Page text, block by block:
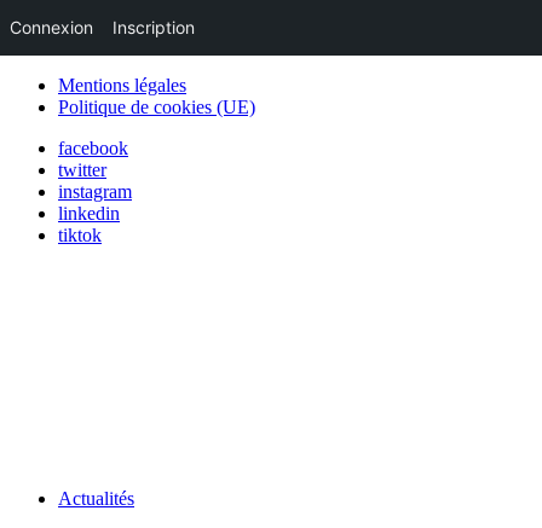
Mentions légales
Politique de cookies (UE)
facebook
twitter
instagram
linkedin
tiktok
Actualités
Connexion Inscription